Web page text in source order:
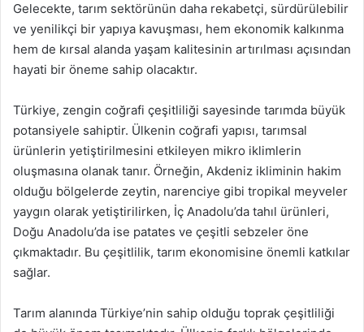
Gelecekte, tarım sektörünün daha rekabetçi, sürdürülebilir
ve yenilikçi bir yapıya kavuşması, hem ekonomik kalkınma
hem de kırsal alanda yaşam kalitesinin artırılması açısından
hayati bir öneme sahip olacaktır.
Türkiye, zengin coğrafi çeşitliliği sayesinde tarımda büyük
potansiyele sahiptir. Ülkenin coğrafi yapısı, tarımsal
ürünlerin yetiştirilmesini etkileyen mikro iklimlerin
oluşmasına olanak tanır. Örneğin, Akdeniz ikliminin hakim
olduğu bölgelerde zeytin, narenciye gibi tropikal meyveler
yaygın olarak yetiştirilirken, İç Anadolu’da tahıl ürünleri,
Doğu Anadolu’da ise patates ve çeşitli sebzeler öne
çıkmaktadır. Bu çeşitlilik, tarım ekonomisine önemli katkılar
sağlar.
Tarım alanında Türkiye’nin sahip olduğu toprak çeşitliliği